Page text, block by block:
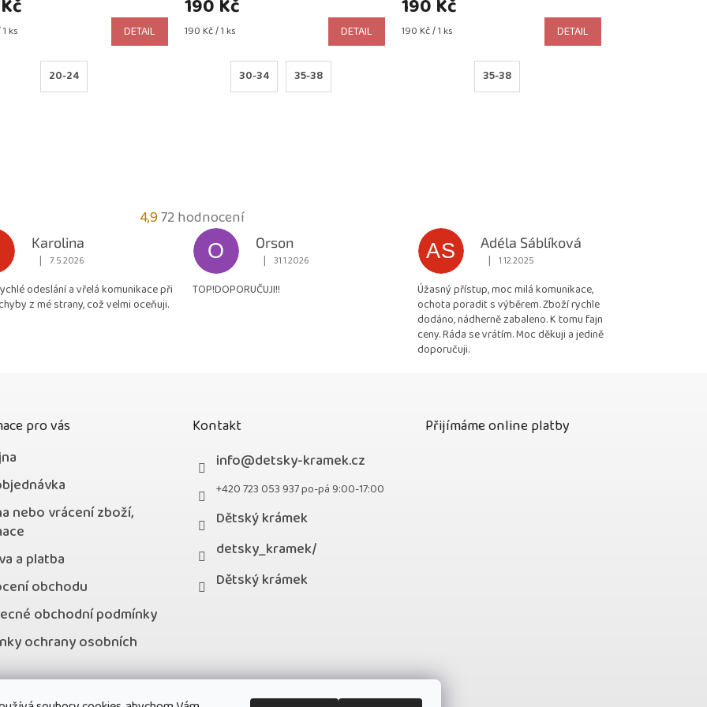
ks DETAIL
20-24
190 Kč
Měrná
190 Kč / 1 ks DETAIL
30-34 35-38
190 Kč
Měrná
190 Kč / 1 ks DETAIL
35-38
4,9Průměrné
hodnocení
obchodu
4,9
z
72 hodnocení
Karolina
Hodnocení obchodu je 5 z 5 hvězdiček.
| 7.5.2026
odeslání a vřelá komunikace při
z mé strany, což velmi oceňuji.
O
Orson
Hodnocení obchodu je 5 z 5 hvězdiček.
| 31.1.2026
TOP!DOPORUČUJI!!
AS
Adéla Sáblíková
Hodnocení obchodu je 5 z 5 hvězdiček.
| 1.12.2025
Úžasný přístup, moc milá komunikace,
ochota poradit s výběrem. Zboží rychle
dodáno, nádherně zabaleno. K tomu fajn
ceny. Ráda se vrátím. Moc děkuji a jedině
doporučuji.
pro vás
nebo vrácení zboží,
a platba
obchodu
obchodní podmínky
ochrany osobních
Kontakt
info@detsky-kramek.cz
+420 723 053 937 po-pá 9:00-17:00
Dětský krámek
detsky_kramek/
Dětský krámek
Přijímáme online platby